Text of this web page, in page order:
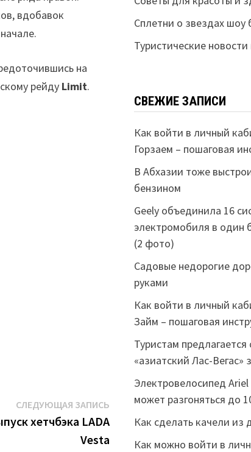
вдобавок
на
рейду Limit.
СЛЕДУЮЩАЯ ЗАПИСЬСледующая
запись:
хетчбэка LADA
Vesta
Сплетни о звездах шоу
Туристические
СВЕЖИЕ ЗАПИСИ
Как войти в личный
Горзаем – пошаговая
В Абхазии тоже
бензином
Geely объединила 16
электромобиля в один
(2 фото)
Садовые недорогие
руками
Как войти в личный
Займ – пошаговая
Туристам предлагается
«азиатский Лас-Вегас»
Электровелосипед Ariel
может разгоняться до
Как сделать качели из
Как можно войти в